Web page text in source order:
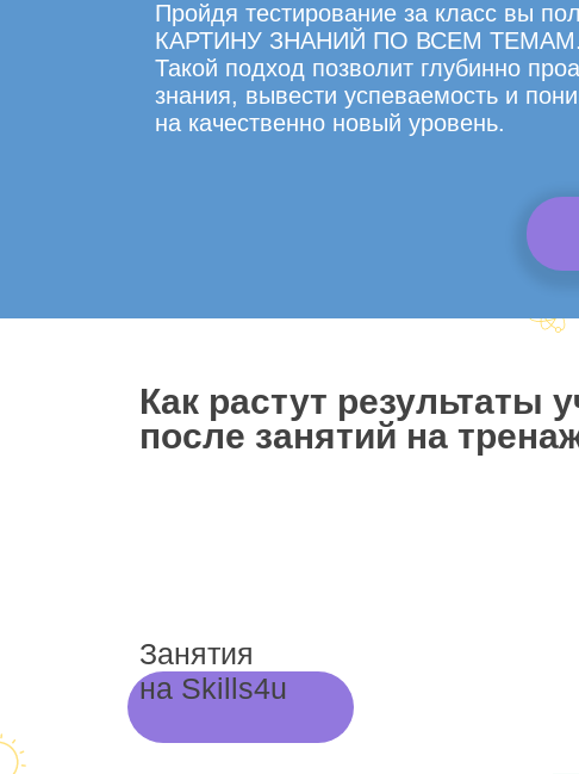
Пройдя тестирование за класс вы
КАРТИНУ ЗНАНИЙ ПО ВСЕМ ТЕМАМ.
Такой подход позволит глубинно
знания, вывести успеваемость и
на качественно новый уровень.
Как растут результаты
после занятий на
Занятия
на Skills4u